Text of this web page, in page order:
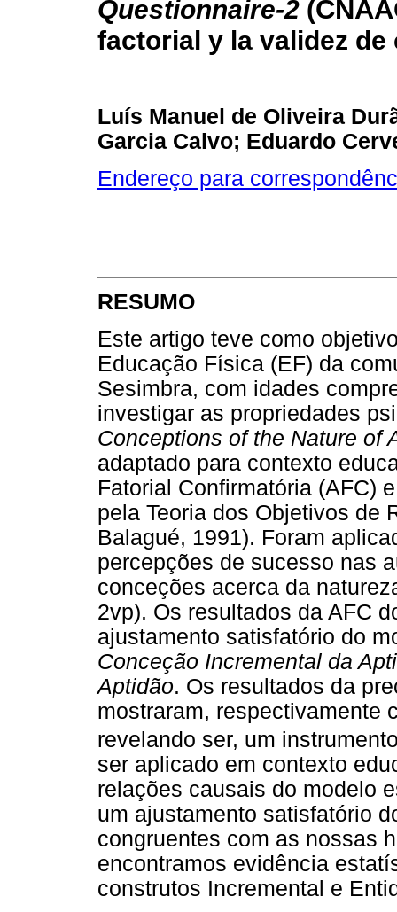
Questionnaire-2 (
factorial y la validez
Luís Manuel de Oliveira
Garcia Calvo; Eduardo
Endereço para
RESUMO
Este artigo teve como
Educação Física (EF) da
Sesimbra, com idades
investigar as propriedades
Conceptions of the Nature of
adaptado para contexto
Fatorial Confirmatória (AFC)
pela Teoria dos Objetivos de
Balagué, 1991). Foram
percepções de sucesso nas
conceções acerca da
2vp). Os resultados da AFC
ajustamento satisfatório do
Conceção Incremental da
Aptidão. Os resultados da
mostraram, respectivamente
revelando ser, um
ser aplicado em contexto
relações causais do modelo
um ajustamento satisfatório
congruentes com as nossas
encontramos evidência
construtos Incremental e